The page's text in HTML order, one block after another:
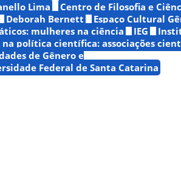
Lima
Centro de Filosofia e
Deborah Bernett
Espaço Cultural
mulheres na ciência IEG
política científica: associações
de Gênero e
Federal de Santa Catarina